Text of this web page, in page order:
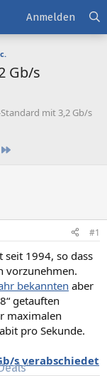
Anmelden
Gb/s
mit 3,2 Gb/s
#1
seit 1994, so dass
vorzunehmen.
bekannten aber
getauften
maximalen
pro Sekunde.
s verabschiedet